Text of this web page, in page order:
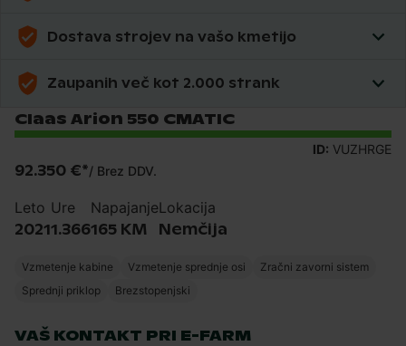
Dostava strojev na vašo kmetijo
Zaupanih več kot 2.000 strank
Claas Arion 550 CMATIC
ID: VUZHRGE
92.350 €*/ Brez DDV.
Leto
2021
Ure
1.366
Napajanje
165 KM
Lokacija
Nemčija
Vzmetenje kabine Vzmetenje sprednje osi
Zračni zavorni sistem
Sprednji priklop
Brezstopenjski
VAŠ KONTAKT PRI E-FARM